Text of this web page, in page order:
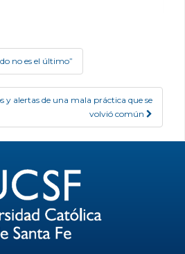
no es el último”
y alertas de una mala práctica que se
volvió común